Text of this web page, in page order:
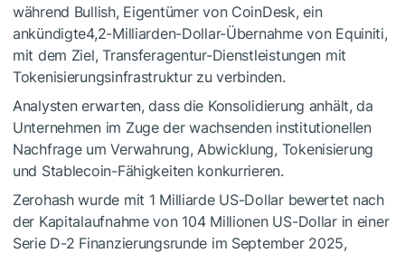
während Bullish, Eigentümer von CoinDesk, ein
ankündigte4,2-Milliarden-Dollar-Übernahme von Equiniti,
mit dem Ziel, Transferagentur-Dienstleistungen mit
Tokenisierungsinfrastruktur zu verbinden.
Analysten erwarten, dass die Konsolidierung anhält, da
Unternehmen im Zuge der wachsenden institutionellen
Nachfrage um Verwahrung, Abwicklung, Tokenisierung
und Stablecoin-Fähigkeiten konkurrieren.
Zerohash wurde mit 1 Milliarde US-Dollar bewertet nach
der Kapitalaufnahme von 104 Millionen US-Dollar in einer
Serie D-2 Finanzierungsrunde im September 2025,